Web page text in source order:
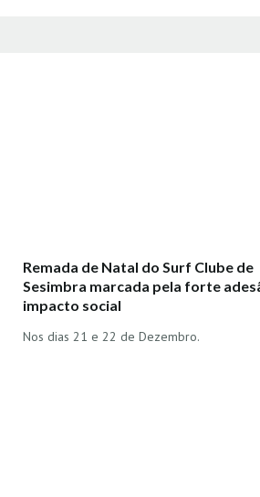
Remada de Natal do Surf Clube de
Sesimbra marcada pela forte
impacto social
Nos dias 21 e 22 de Dezembro.